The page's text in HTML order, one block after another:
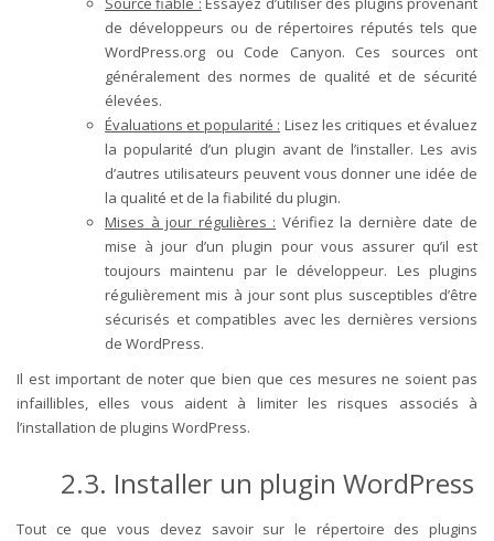
de développeurs ou de répertoires réputés tels que
WordPress.org ou Code Canyon. Ces sources ont
généralement des normes de qualité et de sécurité
élevées.
Évaluations et popularité : Lisez les critiques et évaluez
la popularité d’un plugin avant de l’installer. Les avis
d’autres utilisateurs peuvent vous donner une idée de
la qualité et de la fiabilité du plugin.
Mises à jour régulières : Vérifiez la dernière date de
mise à jour d’un plugin pour vous assurer qu’il est
toujours maintenu par le développeur. Les plugins
régulièrement mis à jour sont plus susceptibles d’être
sécurisés et compatibles avec les dernières versions
de WordPress.
Il est important de noter que bien que ces mesures ne soient pas
infaillibles, elles vous aident à limiter les risques associés à
l’installation de plugins WordPress.
2.3. Installer un plugin WordPress
Tout ce que vous devez savoir sur le répertoire des plugins